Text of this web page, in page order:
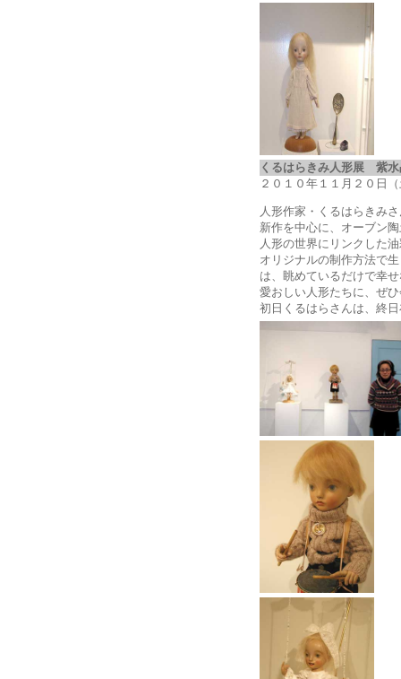
くるはらきみ人形展 紫
２０１０年１１月２０日
人形作家・くるはらきみ
新作を中心に、オーブン
人形の世界にリンクした
オリジナルの制作方法で
は、眺めているだけで幸
愛おしい人形たちに、ぜ
初日くるはらさんは、終